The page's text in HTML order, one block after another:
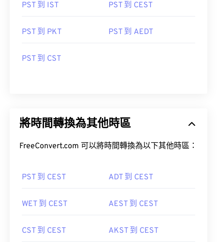
PST 到 IST PST 到 CEST
PST 到 PKT PST 到 AEDT
PST 到 CST
將時間轉換為其他時區
FreeConvert.com 可以將時間轉換為以下其他時區：
PST 到 CEST ADT 到 CEST
WET 到 CEST AEST 到 CEST
CST 到 CEST AKST 到 CEST